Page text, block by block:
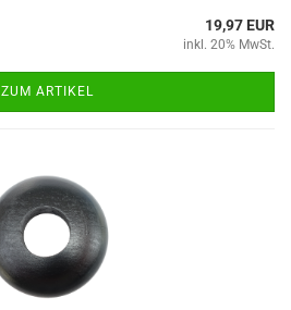
19,97 EUR
inkl. 20% MwSt.
ZUM ARTIKEL